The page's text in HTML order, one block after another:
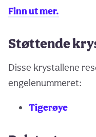
Finn ut mer.
Støttende
Disse krystallene
engelenummeret:
Tigerøye